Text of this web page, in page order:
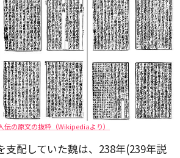
伝の原文の抜粋（Wikipediaより）
支配していた魏は、238年(239年説